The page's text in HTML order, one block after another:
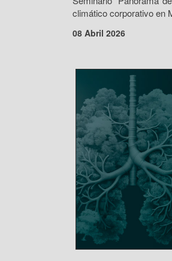
climático corporativo en
08 Abril 2026